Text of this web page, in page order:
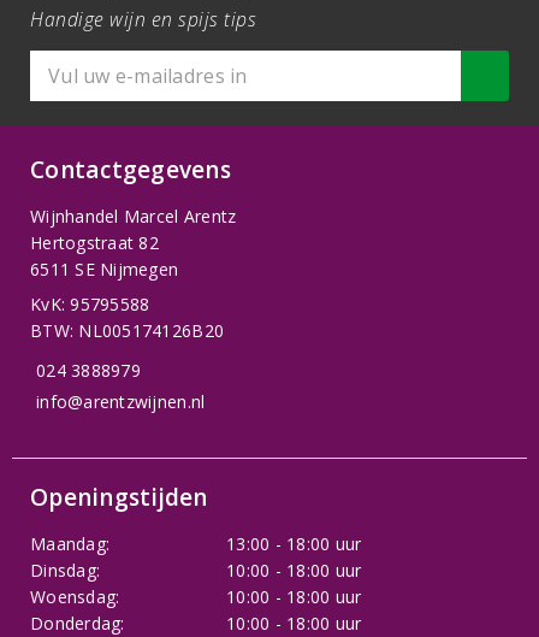
Handige wijn en spijs tips
Contactgegevens
Wijnhandel Marcel Arentz
Hertogstraat 82
6511 SE Nijmegen
KvK: 95795588
BTW: NL005174126B20
024 3888979
info@arentzwijnen.nl
Openingstijden
Maandag:
13:00 - 18:00 uur
Dinsdag:
10:00 - 18:00 uur
Woensdag:
10:00 - 18:00 uur
Donderdag:
10:00 - 18:00 uur